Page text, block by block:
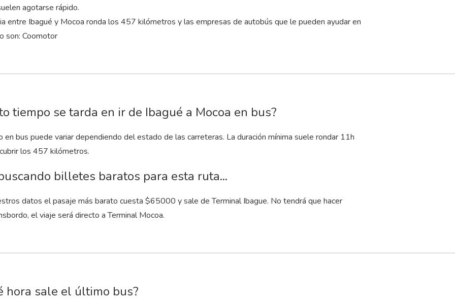
agotarse rápido.
entre Ibagué y Mocoa ronda los 457 kilómetros y las empresas de autobús que le pueden ayudar en
son: Coomotor
tiempo se tarda en ir de Ibagué a Mocoa en bus?
en bus puede variar dependiendo del estado de las carreteras. La duración mínima suele rondar 11h
los 457 kilómetros.
billetes baratos para esta ruta...
datos el pasaje más barato cuesta $65000 y sale de Terminal Ibague. No tendrá que hacer
el viaje será directo a Terminal Mocoa.
hora sale el último bus?